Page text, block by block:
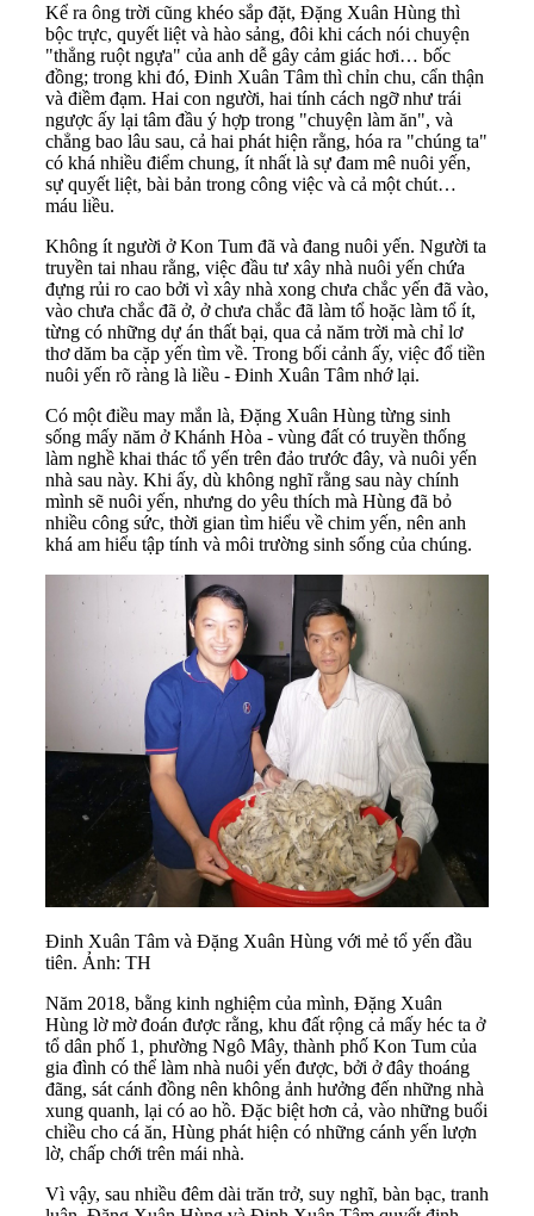
Kể ra ông trời cũng khéo sắp đặt, Đặng Xuân Hùng thì
bộc trực, quyết liệt và hào sảng, đôi khi cách nói chuyện
"thẳng ruột ngựa" của anh dễ gây cảm giác hơi… bốc
đồng; trong khi đó, Đinh Xuân Tâm thì chỉn chu, cẩn thận
và điềm đạm. Hai con người, hai tính cách ngỡ như trái
ngược ấy lại tâm đầu ý hợp trong "chuyện làm ăn", và
chẳng bao lâu sau, cả hai phát hiện rằng, hóa ra "chúng ta"
có khá nhiều điểm chung, ít nhất là sự đam mê nuôi yến,
sự quyết liệt, bài bản trong công việc và cả một chút…
máu liều.
Không ít người ở Kon Tum đã và đang nuôi yến. Người ta
truyền tai nhau rằng, việc đầu tư xây nhà nuôi yến chứa
đựng rủi ro cao bởi vì xây nhà xong chưa chắc yến đã vào,
vào chưa chắc đã ở, ở chưa chắc đã làm tổ hoặc làm tổ ít,
từng có những dự án thất bại, qua cả năm trời mà chỉ lơ
thơ dăm ba cặp yến tìm về. Trong bối cảnh ấy, việc đổ tiền
nuôi yến rõ ràng là liều - Đinh Xuân Tâm nhớ lại.
Có một điều may mắn là, Đặng Xuân Hùng từng sinh
sống mấy năm ở Khánh Hòa - vùng đất có truyền thống
làm nghề khai thác tổ yến trên đảo trước đây, và nuôi yến
nhà sau này. Khi ấy, dù không nghĩ rằng sau này chính
mình sẽ nuôi yến, nhưng do yêu thích mà Hùng đã bỏ
nhiều công sức, thời gian tìm hiểu về chim yến, nên anh
khá am hiểu tập tính và môi trường sinh sống của chúng.
Đinh Xuân Tâm và Đặng Xuân Hùng với mẻ tổ yến đầu
tiên. Ảnh: TH
Năm 2018, bằng kinh nghiệm của mình, Đặng Xuân
Hùng lờ mờ đoán được rằng, khu đất rộng cả mấy héc ta ở
tổ dân phố 1, phường Ngô Mây, thành phố Kon Tum của
gia đình có thể làm nhà nuôi yến được, bởi ở đây thoáng
đãng, sát cánh đồng nên không ảnh hưởng đến những nhà
xung quanh, lại có ao hồ. Đặc biệt hơn cả, vào những buổi
chiều cho cá ăn, Hùng phát hiện có những cánh yến lượn
lờ, chấp chới trên mái nhà.
Vì vậy, sau nhiều đêm dài trăn trở, suy nghĩ, bàn bạc, tranh